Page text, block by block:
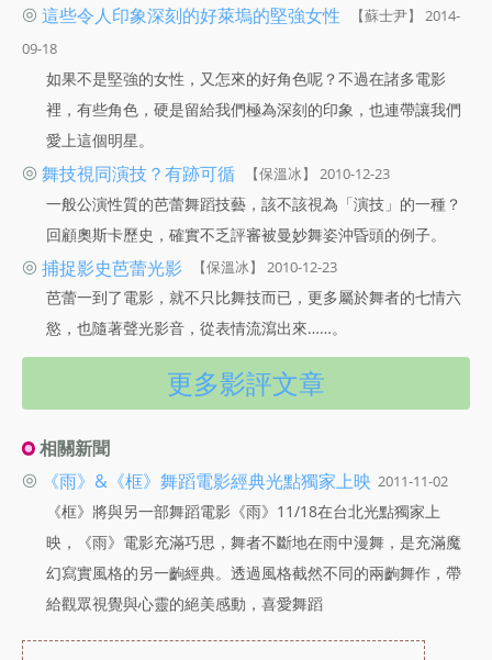
◎ 這些令人印象深刻的好萊塢的堅強女性
【蘇士尹】 2014-
09-18
如果不是堅強的女性，又怎來的好角色呢？不過在諸多電影
裡，有些角色，硬是留給我們極為深刻的印象，也連帶讓我們
愛上這個明星。
◎ 舞技視同演技？有跡可循 【保溫冰】 2010-12-23
一般公演性質的芭蕾舞蹈技藝，該不該視為「演技」的一種？
回顧奧斯卡歷史，確實不乏評審被曼妙舞姿沖昏頭的例子。
◎ 捕捉影史芭蕾光影 【保溫冰】 2010-12-23
芭蕾一到了電影，就不只比舞技而已，更多屬於舞者的七情六
慾，也隨著聲光影音，從表情流瀉出來……。
更多影評文章
相關新聞
◎
《雨》&《框》舞蹈電影經典光點獨家上映 2011-11-02
《框》將與另一部舞蹈電影《雨》11/18在台北光點獨家上
映，《雨》電影充滿巧思，舞者不斷地在雨中漫舞，是充滿魔
幻寫實風格的另一齣經典。透過風格截然不同的兩齣舞作，帶
給觀眾視覺與心靈的絕美感動，喜愛舞蹈